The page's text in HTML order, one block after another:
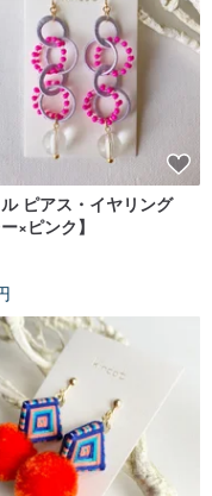
ピアス・イヤリング
×ピンク】